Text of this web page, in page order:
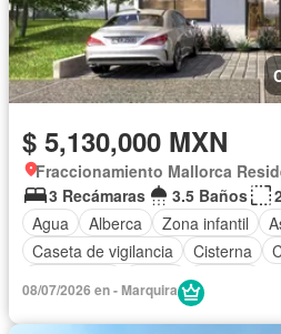
$ 5,130,000 MXN
Fraccionamiento Mallorca
3 Recámaras
3.5 Baños
Agua
Alberca Zona infantil
Caseta de vigilancia
Cisterna
Terraza
08/07/2026 en - Marquira